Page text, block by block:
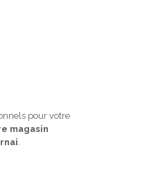
pour votre
magasin